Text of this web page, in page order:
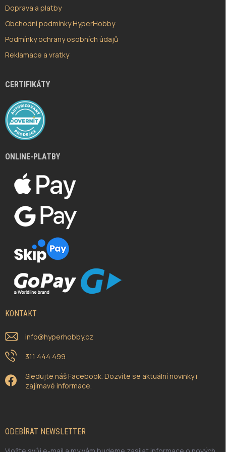
Doprava a platby
Obchodní podmínky HyperHobby
Podmínky ochrany osobních údajů
Reklamace a vratky
CERTIFIKÁTY
ONLINE-PLATBY
KONTAKT
info@hyperhobby.cz
311 444 499
Sledujte náš Facebook. Dozvíte se aktuální novinky i
zajímavé informace.
ODEBÍRAT NEWSLETTER